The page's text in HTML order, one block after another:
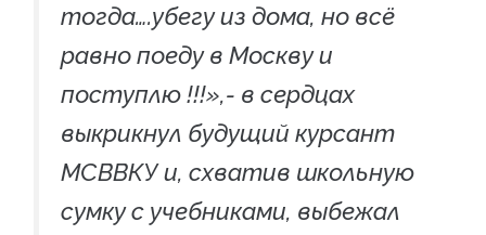
тогда….убегу из дома, но всё
равно поеду в Москву и
поступлю !!!»,- в сердцах
выкрикнул будущий курсант
МСВВКУ и, схватив школьную
сумку с учебниками, выбежал